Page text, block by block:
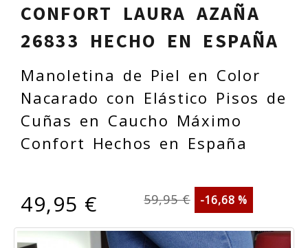
CONFORT LAURA AZAÑA
26833 HECHO EN ESPAÑA
Manoletina de Piel en Color
Nacarado con Elástico Pisos de
Cuñas en Caucho Máximo
Confort Hechos en España
49,95 € 59,95 € -16,68 %